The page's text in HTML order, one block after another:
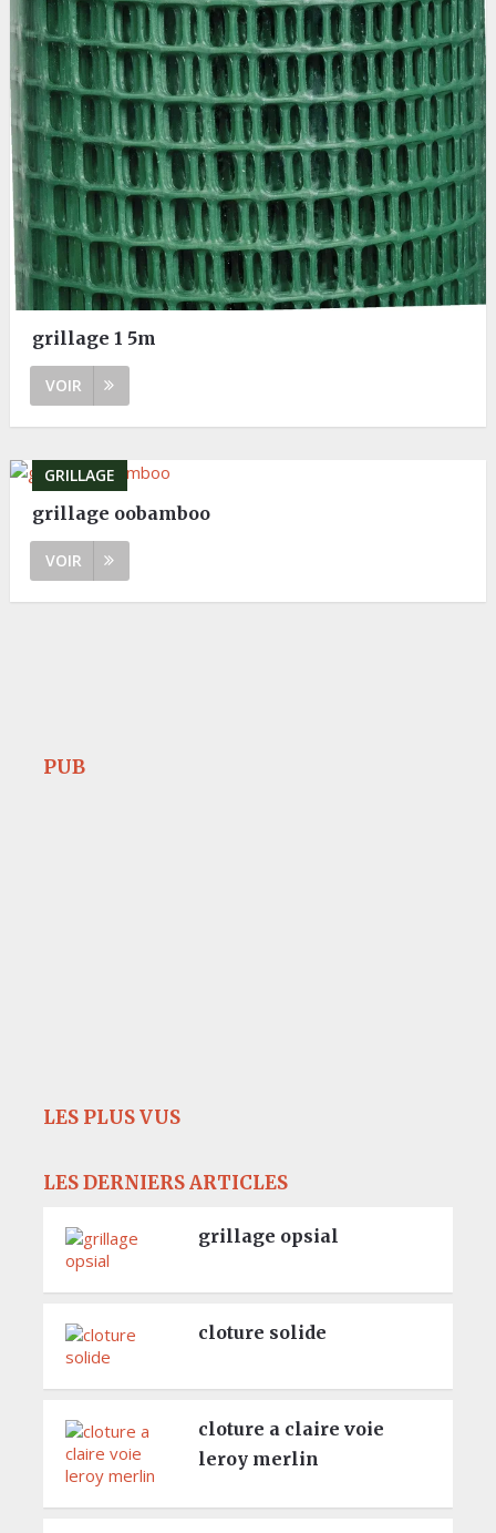
grillage 1 5m
VOIR
GRILLAGE
grillage oobamboo
VOIR
PUB
LES PLUS VUS
LES DERNIERS ARTICLES
grillage opsial
cloture solide
cloture a claire voie
leroy merlin